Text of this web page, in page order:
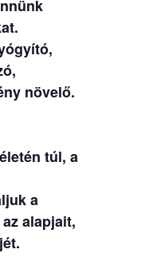
növelő.
túl, a
a
alapjait,